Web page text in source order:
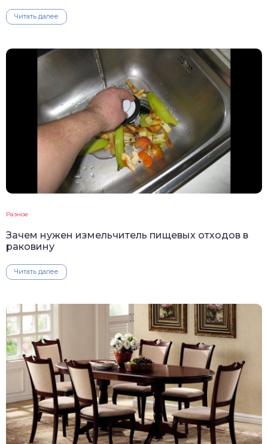
Читать далее
Разное
Зачем нужен измельчитель пищевых отходов в
раковину
Читать далее